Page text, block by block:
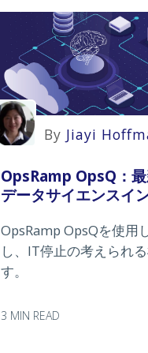
By Jiayi
OpsRamp OpsQ：
データサイエンスイ
OpsRamp OpsQを使用
し、IT停止の考えられ
す。
3 MIN READ